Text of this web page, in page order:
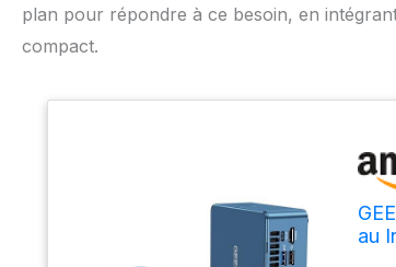
plan pour répondre à ce besoin, en
compact.
au